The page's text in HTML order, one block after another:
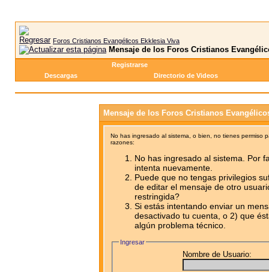
Foros Cristianos Evangélicos Ekklesia Viva
Mensaje de los Foros Cristianos
Registrarse
Descargas
Directorio de Videos
Mensaje de los Foros Cristianos
No has ingresado al sistema, o bien, no tienes permiso
razones:
No has ingresado al sistema. Por
intenta nuevamente.
Puede que no tengas privilegios
de editar el mensaje de otro
restringida?
Si estás intentando enviar un
desactivado tu cuenta, o 2) que
algún problema técnico.
Ingresar
Nombre de Usuario: